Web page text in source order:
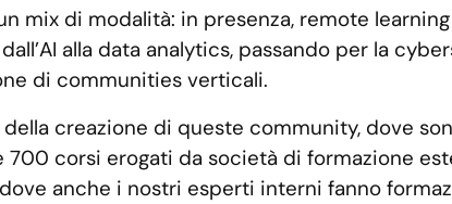
mix di modalità: in presenza, remote
alla data analytics, passando per la
di communities verticali.
creazione di queste community, dove
corsi erogati da società di formazione
anche i nostri esperti interni fanno